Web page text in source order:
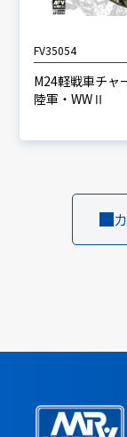
FV35054
M24軽戦車チャ
陸軍・WWⅡ